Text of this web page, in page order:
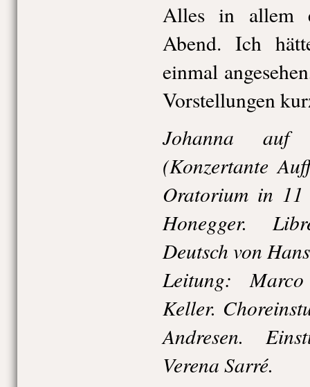
Alles in allem
Abend. Ich
einmal
Vorstellungen
Johanna auf
(Konzertante
Oratorium in 11
Honegger.
Deutsch von
Leitung:
Keller.
Andresen.
Verena Sarré.